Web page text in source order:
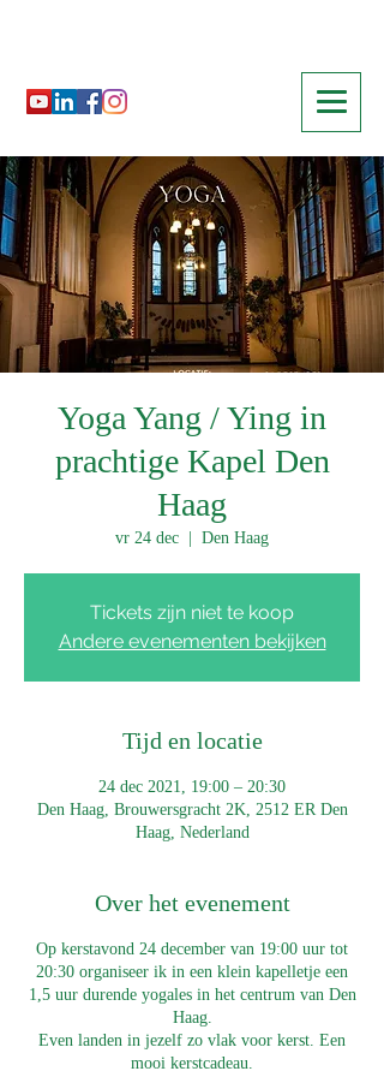
Yoga Yang / Ying in
prachtige Kapel Den
Haag
vr 24 dec Den Haag
Tickets zijn niet te koop
Andere evenementen bekijken
Tijd en locatie
24 dec 2021, 19:00 – 20:30
Den Haag, Brouwersgracht 2K, 2512 ER Den
Haag, Nederland
Over het evenement
Op kerstavond 24 december van 19:00 uur tot
20:30 organiseer ik in een klein kapelletje een
1,5 uur durende yogales in het centrum van Den
Haag.
Even landen in jezelf zo vlak voor kerst. Een
mooi kerstcadeau.